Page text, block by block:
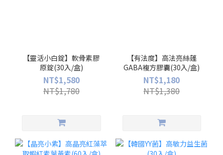
【靈活小白錠】軟骨素膠
原錠(30入/盒)
NT$1,580
NT$1,780
【有法度】高法亮絲蓬
GABA複方膠囊(30入/盒)
NT$1,180
NT$1,380